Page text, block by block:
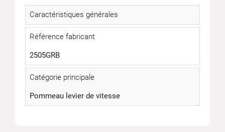
Caractéristiques générales
Référence fabricant
2505GRB
Catégorie principale
Pommeau levier de vitesse